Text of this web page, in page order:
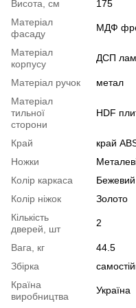
Висота, см
175
Матеріал
фасаду
МДФ
Матеріал
корпусу
ДСП
Матеріал ручок
метал
Матеріал
тильної
сторони
HDF
Край
край
Ножки
Колір каркаса
Бежевий
Колір ніжок
Золото
Кількість
дверей, шт
2
Вага, кг
44.5
Збірка
Країна
виробництва
Україна